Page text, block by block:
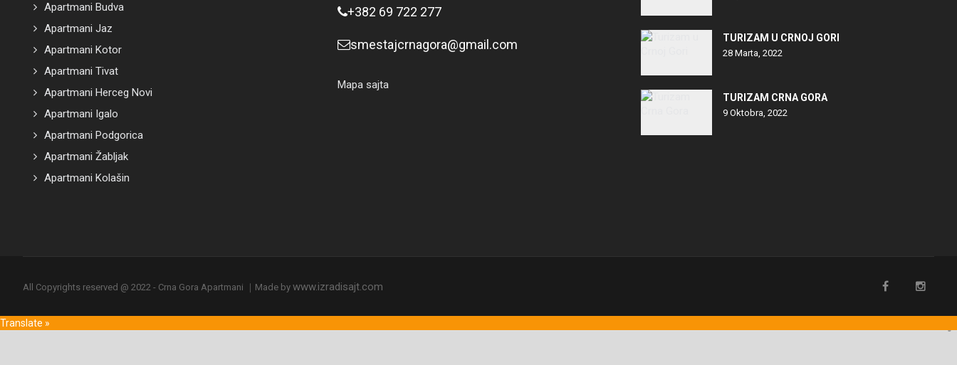
Apartmani Budva
Apartmani Jaz
Apartmani Kotor
Apartmani Tivat
Apartmani Herceg Novi
Apartmani Igalo
Apartmani Podgorica
Apartmani Žabljak
Apartmani Kolašin
+382 69 722 277
smestajcrnagora@gmail.com
Mapa sajta
TURIZAM U CRNOJ GORI
28 Marta, 2022
TURIZAM CRNA GORA
9 Oktobra, 2022
All Copyrights reserved @ 2022 - Crna Gora Apartmani ｜Made by www.izradisajt.com
Translate »